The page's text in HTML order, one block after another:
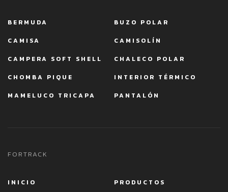
BERMUDA
BUZO POLAR
CAMISA
CAMISOLÍN
CAMPERA SOFT SHELL
CHALECO POLAR
CHOMBA PIQUE
INTERIOR TÉRMICO
MAMELUCO TRICAPA
PANTALÓN
FORTRACK
INICIO
PRODUCTOS